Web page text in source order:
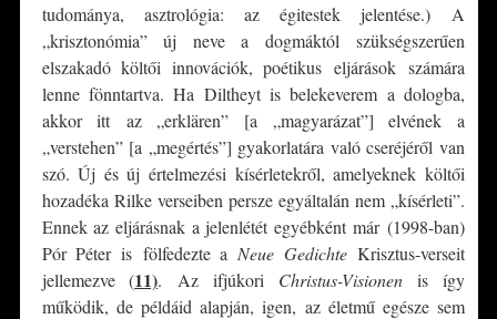
tudománya, asztrológia: az égitestek jelentése.) A
„krisztonómia” új neve a dogmáktól szükségszerűen
elszakadó költői innovációk, poétikus eljárások számára
lenne fönntartva. Ha Diltheyt is belekeverem a dologba,
akkor itt az „erklären” [a „magyarázat”] elvének a
„verstehen” [a „megértés”] gyakorlatára való cseréjéről van
szó. Új és új értelmezési kísérletekről, amelyeknek költői
hozadéka Rilke verseiben persze egyáltalán nem „kísérleti”.
Ennek az eljárásnak a jelenlétét egyébként már (1998-ban)
Pór Péter is fölfedezte a Neue GedichteKrisztus-verseit
jellemezve (11). Az ifjúkori Christus-Visionen is így
működik, de példáid alapján, igen, az életmű egésze sem